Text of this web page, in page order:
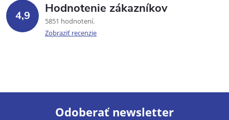
4,9 Hodnotenie zákazníkov
5851 hodnotení
Zobraziť recenzie
Odoberať newsletter